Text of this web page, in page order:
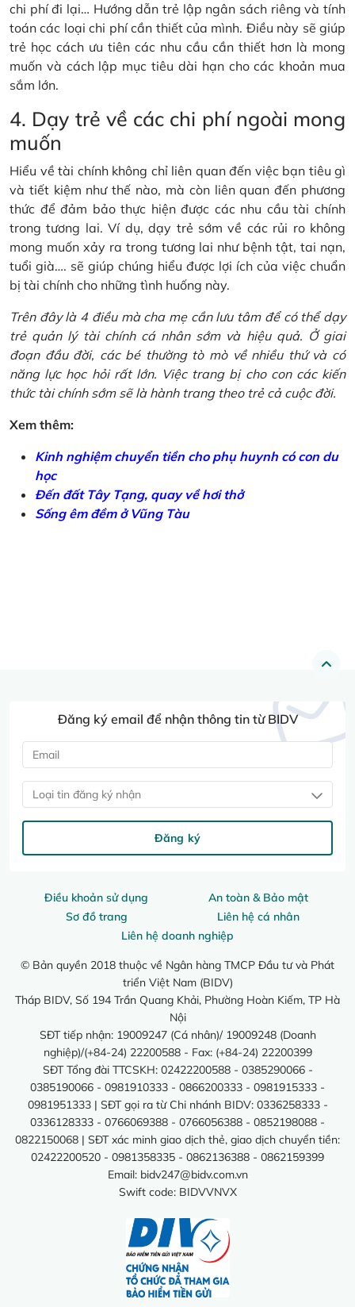
chi phí đi lại… Hướng dẫn trẻ lập ngân sách riêng và tính
toán các loại chi phí cần thiết của mình. Điều này sẽ giúp
trẻ học cách ưu tiên các nhu cầu cần thiết hơn là mong
muốn và cách lập mục tiêu dài hạn cho các khoản mua
sắm lớn.
4. Dạy trẻ về các chi phí ngoài mong
muốn
Hiểu về tài chính không chỉ liên quan đến việc bạn tiêu gì
và tiết kiệm như thế nào, mà còn liên quan đến phương
thức để đảm bảo thực hiện được các nhu cầu tài chính
trong tương lai. Ví dụ, dạy trẻ sớm về các rủi ro không
mong muốn xảy ra trong tương lai như bệnh tật, tai nạn,
tuổi già…. sẽ giúp chúng hiểu được lợi ích của việc chuẩn
bị tài chính cho những tình huống này.
Trên đây là 4 điều mà cha mẹ cần lưu tâm để có thể dạy
trẻ quản lý tài chính cá nhân sớm và hiệu quả. Ở giai
đoạn đầu đời, các bé thường tò mò về nhiều thứ và có
năng lực học hỏi rất lớn. Việc trang bị cho con các kiến
thức tài chính sớm sẽ là hành trang theo trẻ cả cuộc đời.
Xem thêm:
Kinh nghiệm chuyển tiền cho phụ huynh có con du
học
Đến đất Tây Tạng, quay về hơi thở
Sống êm đềm ở Vũng Tàu
Điều khoản sử dụng
An toàn & Bảo mật
Sơ đồ trang
Liên hệ cá nhân
Liên hệ doanh nghiệp
© Bản quyền 2018 thuộc về Ngân hàng TMCP Đầu tư và Phát
triển Việt Nam (BIDV)
Tháp BIDV, Số 194 Trần Quang Khải, Phường Hoàn Kiếm, TP Hà
Nội
SĐT tiếp nhận: 19009247 (Cá nhân)/ 19009248 (Doanh
nghiệp)/(+84-24) 22200588 - Fax: (+84-24) 22200399
SĐT Tổng đài TTCSKH: 02422200588 - 0385290066 -
0385190066 - 0981910333 - 0866200333 - 0981915333 -
0981951333 | SĐT gọi ra từ Chi nhánh BIDV: 0336258333 -
0336128333 - 0766069388 - 0766056388 - 0852198088 -
0822150068 | SĐT xác minh giao dịch thẻ, giao dịch chuyển tiền:
02422200520 - 0981358335 - 0862136388 - 0862159399
Email: bidv247@bidv.com.vn
Swift code: BIDVVNVX
Đăng ký email để nhận thông tin từ BIDV
Loại tin đăng ký nhận
Đăng ký